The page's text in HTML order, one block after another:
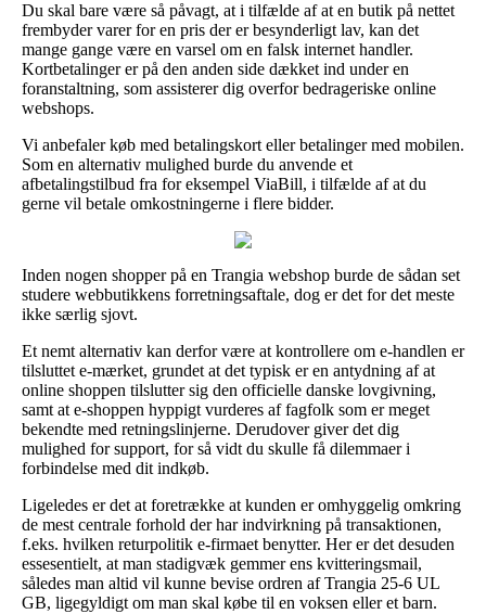
Du skal bare være så påvagt, at i tilfælde af at en butik på nettet
frembyder varer for en pris der er besynderligt lav, kan det
mange gange være en varsel om en falsk internet handler.
Kortbetalinger er på den anden side dækket ind under en
foranstaltning, som assisterer dig overfor bedrageriske online
webshops.
Vi anbefaler køb med betalingskort eller betalinger med mobilen.
Som en alternativ mulighed burde du anvende et
afbetalingstilbud fra for eksempel ViaBill, i tilfælde af at du
gerne vil betale omkostningerne i flere bidder.
Inden nogen shopper på en Trangia webshop burde de sådan set
studere webbutikkens forretningsaftale, dog er det for det meste
ikke særlig sjovt.
Et nemt alternativ kan derfor være at kontrollere om e-handlen er
tilsluttet e-mærket, grundet at det typisk er en antydning af at
online shoppen tilslutter sig den officielle danske lovgivning,
samt at e-shoppen hyppigt vurderes af fagfolk som er meget
bekendte med retningslinjerne. Derudover giver det dig
mulighed for support, for så vidt du skulle få dilemmaer i
forbindelse med dit indkøb.
Ligeledes er det at foretrække at kunden er omhyggelig omkring
de mest centrale forhold der har indvirkning på transaktionen,
f.eks. hvilken returpolitik e-firmaet benytter. Her er det desuden
essesentielt, at man stadigvæk gemmer ens kvitteringsmail,
således man altid vil kunne bevise ordren af Trangia 25-6 UL
GB, ligegyldigt om man skal købe til en voksen eller et barn.